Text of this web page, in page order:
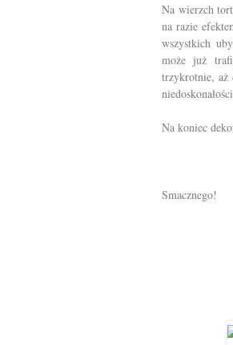
Na wierzch
na razie
wszystkich
może już
trzykrotnie, aż
Na koniec
Smacznego!